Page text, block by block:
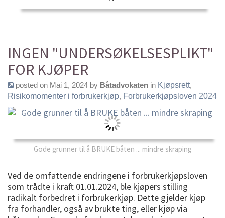
INGEN "UNDERSØKELSESPLIKT"
FOR KJØPER
posted on Mai 1, 2024 by Båtadvokaten in Kjøpsrett,
Risikomomenter i forbrukerkjøp, Forbrukerkjøpsloven 2024
Gode grunner til å BRUKE båten ... mindre skraping
Ved de omfattende endringene i forbrukerkjøpsloven
som trådte i kraft 01.01.2024, ble kjøpers stilling
radikalt forbedret i forbrukerkjøp. Dette gjelder kjøp
fra forhandler, også av brukte ting, eller kjøp via